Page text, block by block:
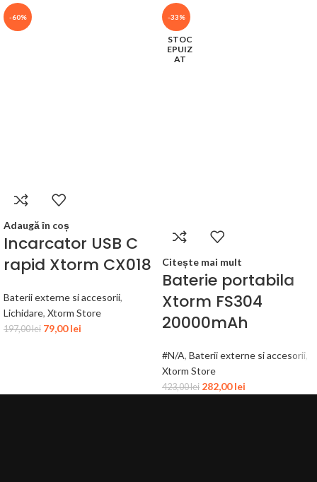
-60%
Adaugă în coș
Incarcator USB C
rapid Xtorm CX018
Baterii externe si accesorii,
Lichidare, Xtorm Store
197,00lei 79,00lei
-33%
STOC
EPUIZ
AT
Citește mai mult
Baterie portabila
Xtorm FS304
20000mAh
#N/A, Baterii externe si accesorii,
Xtorm Store
423,00lei 282,00lei